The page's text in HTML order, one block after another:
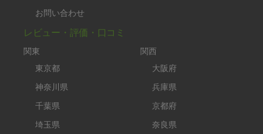
お問い合わせ
レビュー・評価・口コミ
関東
東京都
神奈川県
千葉県
埼玉県
関西
大阪府
兵庫県
京都府
奈良県